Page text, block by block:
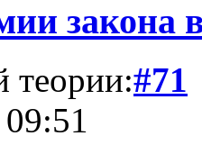
закона
теории:#71